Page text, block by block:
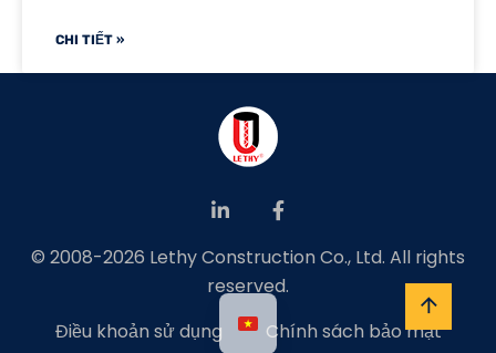
CHI TIẾT »
© 2008-2026 Lethy Construction Co., Ltd. All rights
reserved.
Điều khoản sử dụng
Chính sách bảo mật